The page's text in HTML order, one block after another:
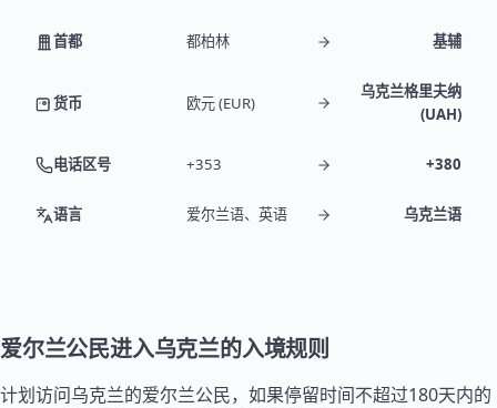
首都 都柏林 基辅
货币 欧元 (EUR)
乌克兰格里夫纳
(UAH)
电话区号 +353 +380
语言 爱尔兰语、英语 乌克兰语
爱尔兰公民进入乌克兰的入境规则
计划访问乌克兰的爱尔兰公民，如果停留时间不超过180天内的